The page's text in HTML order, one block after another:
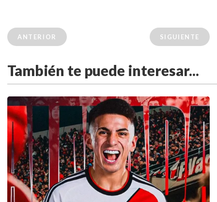
ANTERIOR SIGUIENTE
También te puede interesar...